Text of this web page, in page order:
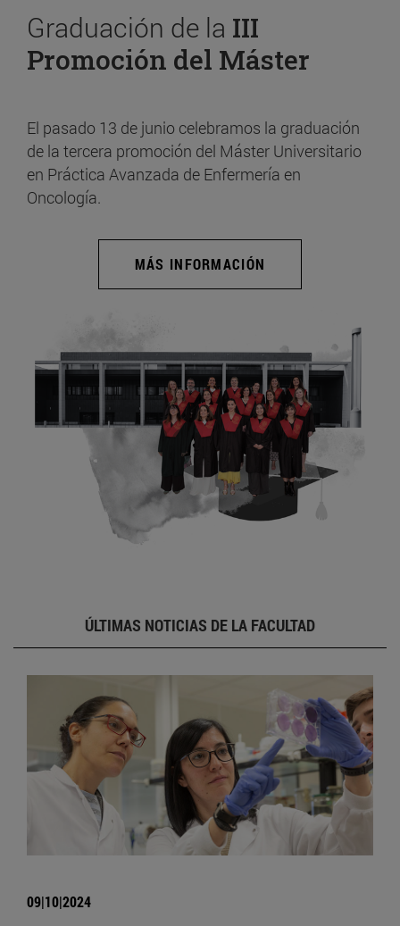
Graduación de la III
Promoción del Máster
El pasado 13 de junio celebramos la graduación
de la tercera promoción del Máster Universitario
en Práctica Avanzada de Enfermería en
Oncología.
MÁS INFORMACIÓN
ÚLTIMAS NOTICIAS DE LA FACULTAD
09|10|2024